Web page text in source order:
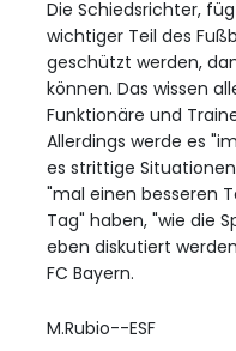
Die Schiedsrichter,
wichtiger Teil des
geschützt werden,
können. Das wissen
Funktionäre und
Allerdings werde es
es strittige
"mal einen besseren
Tag" haben, "wie die
eben diskutiert
FC Bayern.
M.Rubio--ESF